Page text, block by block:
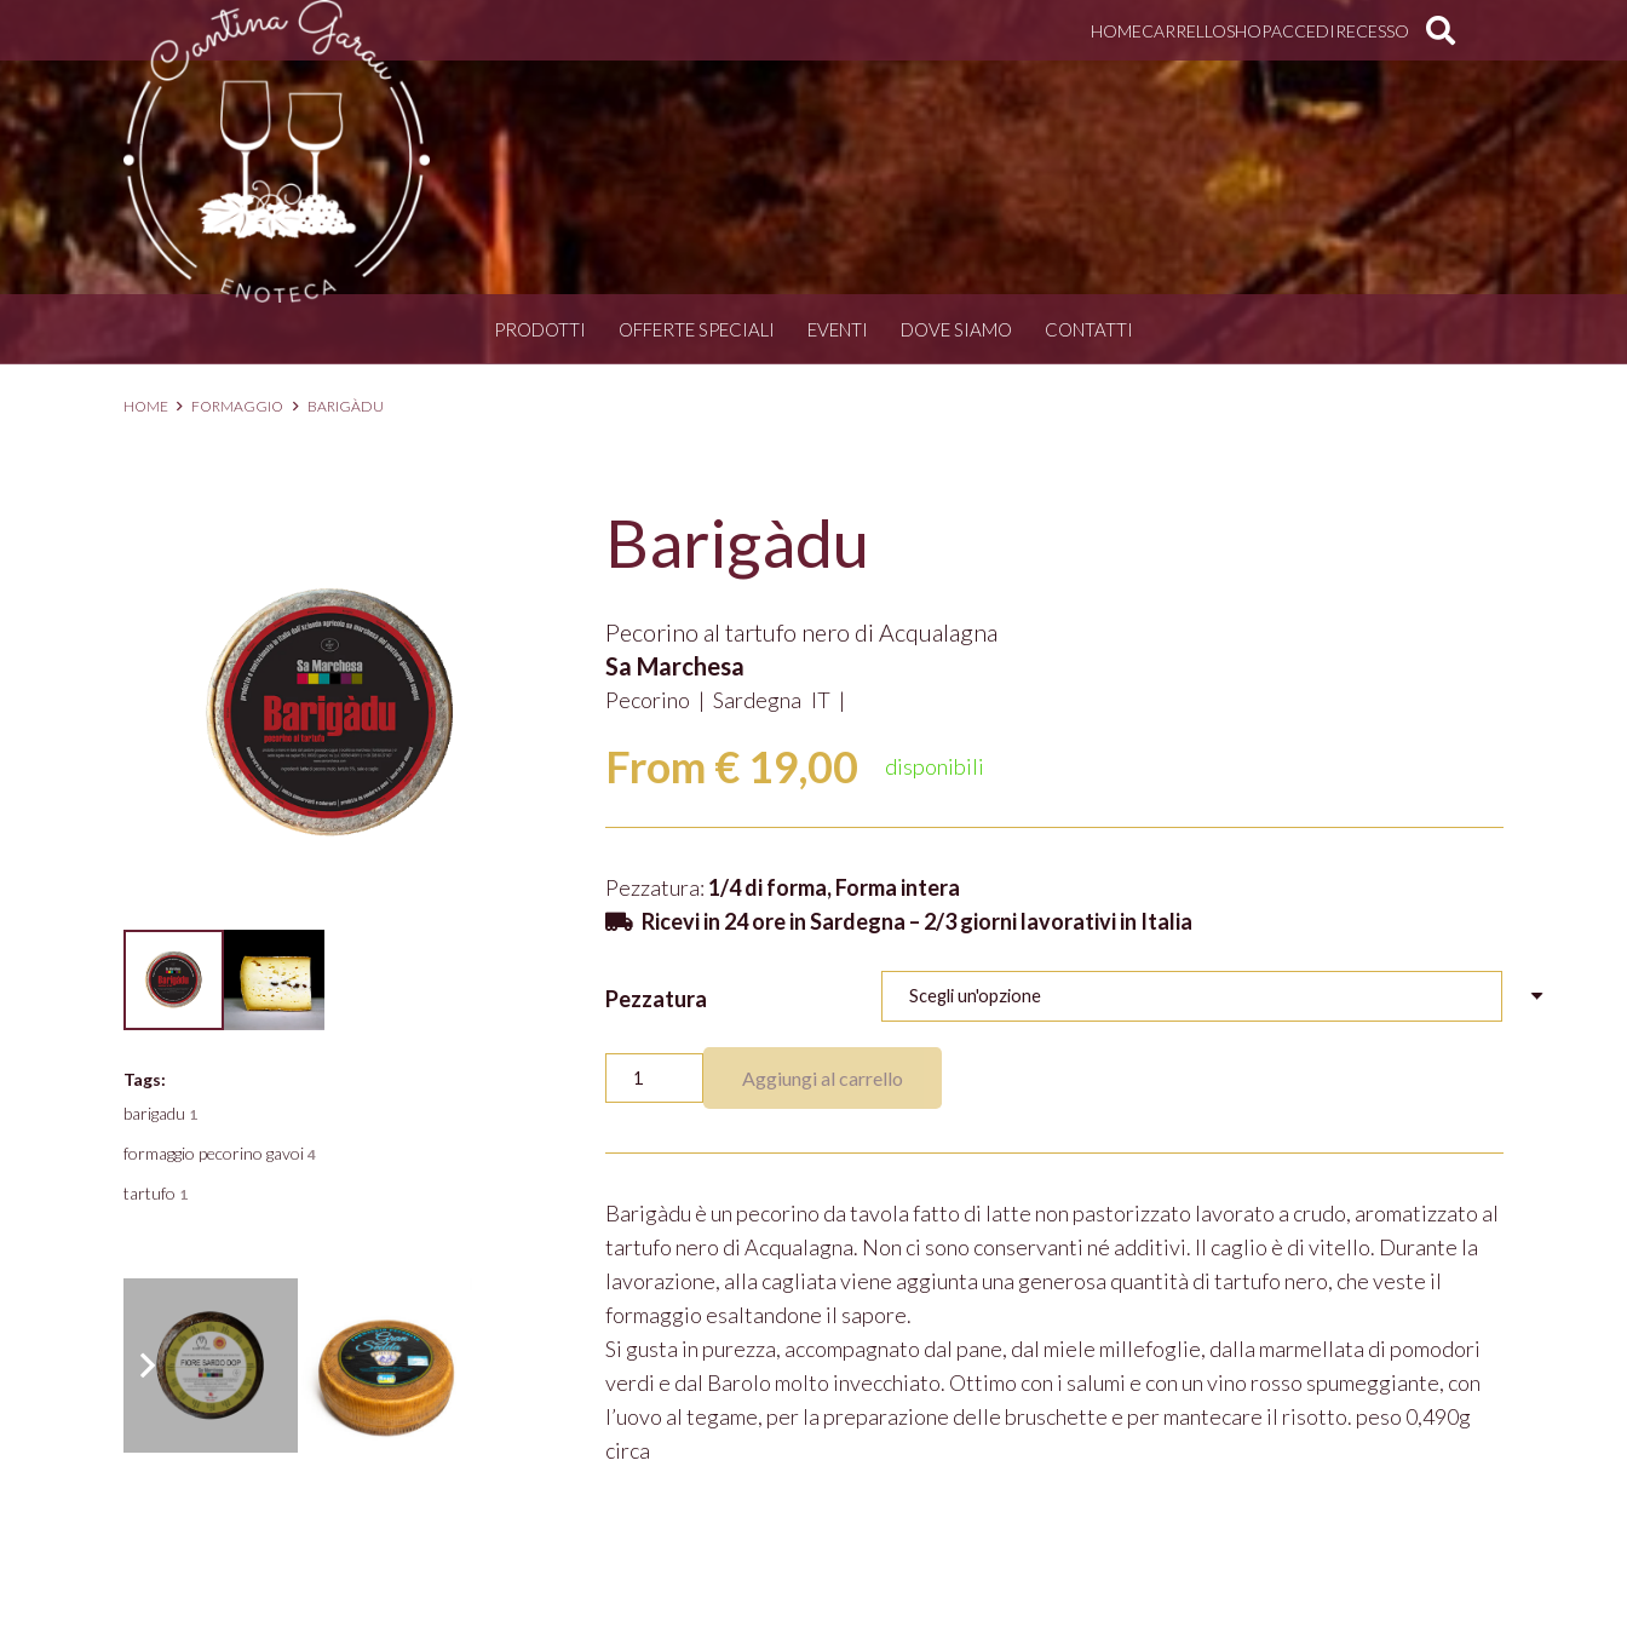
HOMECARRELLOSHOPACCEDI RECESSO
PRODOTTI OFFERTE SPECIALI EVENTI DOVE SIAMO CONTATTI
HOME FORMAGGIO BARIGÀDU
Tags:
barigadu 1
formaggio pecorino gavoi 4
tartufo 1
Barigàdu
Pecorino al tartufo nero di Acqualagna
Sa Marchesa
Pecorino | Sardegna IT |
From €19,00 disponibili
Pezzatura: 1/4 di forma, Forma intera
Ricevi in 24 ore in Sardegna – 2/3 giorni lavorativi in Italia
Pezzatura
Barigàdu
quantità
Aggiungi al carrello
Barigàdu è un pecorino da tavola fatto di latte non pastorizzato lavorato a crudo, aromatizzato al
tartufo nero di Acqualagna. Non ci sono conservanti né additivi. Il caglio è di vitello. Durante la
lavorazione, alla cagliata viene aggiunta una generosa quantità di tartufo nero, che veste il
formaggio esaltandone il sapore.
Si gusta in purezza, accompagnato dal pane, dal miele millefoglie, dalla marmellata di pomodori
verdi e dal Barolo molto invecchiato. Ottimo con i salumi e con un vino rosso spumeggiante, con
l’uovo al tegame, per la preparazione delle bruschette e per mantecare il risotto. peso 0,490g
circa